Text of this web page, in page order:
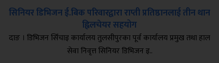
सिनियर डिभिजन ई.बिक परिवारद्वारा राप्ती प्रतिष्ठानलाई तीन थान
ह्विलचेयर सहयोग
दाङ । डिभिजन सिँचाइ कार्यालय तुलसीपुरका पूर्व कार्यालय प्रमुख तथा हाल
सेवा निवृत्त सिनियर डिभिजन इ..